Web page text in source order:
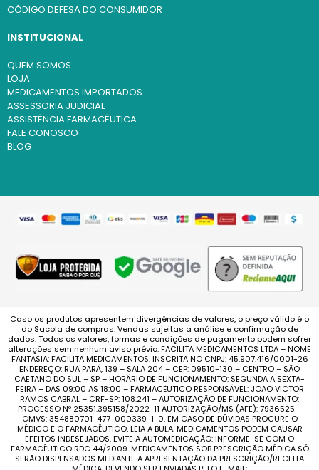
CÓDIGO DEFESA DO CONSUMIDOR
INSTITUCIONAL
QUEM SOMOS
LOJA
MEDICAMENTOS IMPORTADOS
ASSESSORIA JUDICIAL
ASSISTÊNCIA FARMACÊUTICA
FALE CONOSCO
BLOG
Caso os produtos apresentem divergências de valores, o preço válido é o
do Sacola de compras. Vendas sujeitas a análise e confirmação de
dados. Todos os valores, formas e condições de pagamento podem sofrer
alterações sem nenhum aviso prévio. FACILITA MEDICAMENTOS LTDA – NOME
FANTASIA: FACILITA MEDICAMENTOS. INSCRITA NO CNPJ: 45.907.416/0001-26
ENDEREÇO: RUA PARÁ, 139 – SALA 204 – CEP: 09510-130 – CENTRO – SÃO
CAETANO DO SUL – SP – HORÁRIO DE FUNCIONAMENTO: SEGUNDA A SEXTA-
FEIRA – DAS 09:00 AS 18:00 – FARMACÊUTICO RESPONSÁVEL: JOAO VICTOR
RAMOS CABRAL – CRF-SP: 108.241 – AUTORIZAÇÃO DE FUNCIONAMENTO:
PROCESSO Nº 25351.395158/2022-11 AUTORIZAÇÃO/MS (AFE): 7936525 –
CMVS: 354880701-477-000339-1-0. EM CASO DE DÚVIDAS PROCURE O
MÉDICO E O FARMACÊUTICO, LEIA A BULA. MEDICAMENTOS PODEM CAUSAR
EFEITOS INDESEJADOS. EVITE A AUTOMEDICAÇÃO: INFORME-SE COM O
FARMACÊUTICO RDC 44/2009. MEDICAMENTOS SOB PRESCRIÇÃO MÉDICA SÓ
SERÃO DISPENSADOS MEDIANTE A APRESENTAÇÃO DA PRESCRIÇÃO/RECEITA